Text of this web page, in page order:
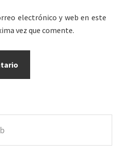
electrónico y web en este
vez que comente.